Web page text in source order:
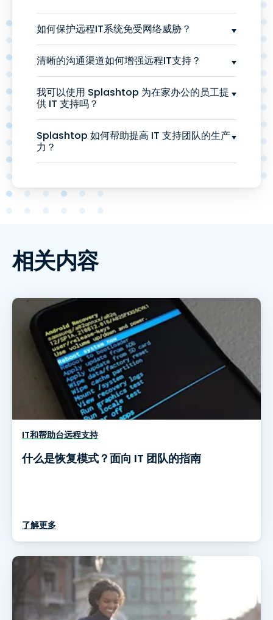
如何保护远程IT系统免受网络威胁？
清晰的沟通渠道如何增强远程IT支持？
我可以使用 Splashtop 为在家办公的员工提
供 IT 支持吗？
Splashtop 如何帮助提高 IT 支持团队的生产
力？
相关内容
IT和帮助台远程支持
什么是恢复模式？面向 IT 团队的指南
了解更多